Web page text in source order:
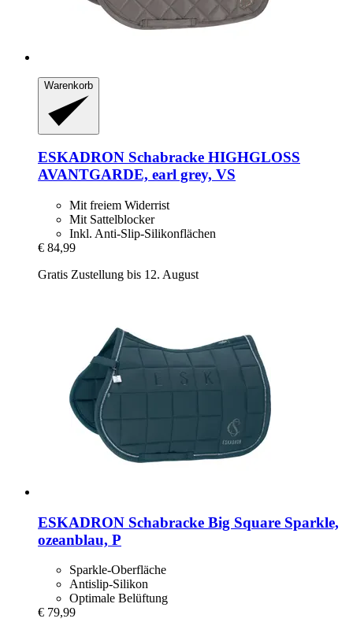
Warenkorb
ESKADRON Schabracke HIGHGLOSS
AVANTGARDE, earl grey, VS
Mit freiem Widerrist
Mit Sattelblocker
Inkl. Anti-Slip-Silikonflächen
€ 84,99
Gratis Zustellung bis 12. August
ESKADRON Schabracke Big Square Sparkle,
ozeanblau, P
Sparkle-Oberfläche
Antislip-Silikon
Optimale Belüftung
€ 79,99